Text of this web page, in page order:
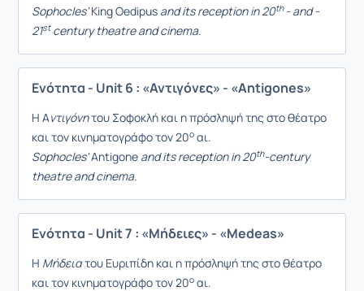
Sophocles'King Oedipus and its reception in 20th - and -
21stcentury theatre and cinema.
Ενότητα - Unit 6 : «Αντιγόνες» - «Antigones»
Η Αντιγόνητου Σοφοκλή και η πρόσληψή της στο θέατρο
και τον κινηματογράφο τον 20ο αι.
Sophocles'Antigone and its reception in 20th-century
theatre and cinema.
Ενότητα - Unit 7 : «Μήδειες» - «Medeas»
Η Μήδειατου Ευριπίδη και η πρόσληψή της στο θέατρο
και τον κινηματογράφο τον 20ο αι.